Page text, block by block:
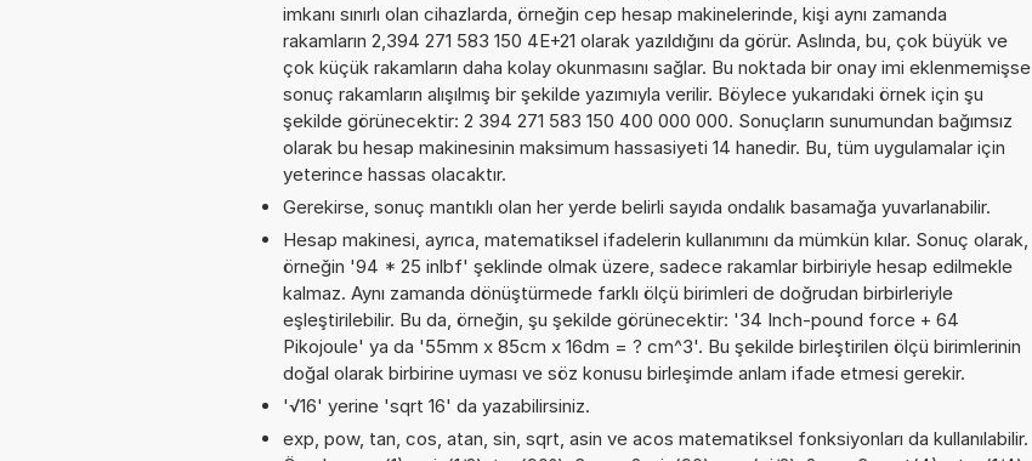
imkanı sınırlı olan cihazlarda, örneğin cep hesap makinelerinde, kişi aynı zamanda
rakamların 2,394 271 583 150 4E+21 olarak yazıldığını da görür. Aslında, bu, çok büyük ve
çok küçük rakamların daha kolay okunmasını sağlar. Bu noktada bir onay imi eklenmemişse
sonuç rakamların alışılmış bir şekilde yazımıyla verilir. Böylece yukarıdaki örnek için şu
şekilde görünecektir: 2 394 271 583 150 400 000 000. Sonuçların sunumundan bağımsız
olarak bu hesap makinesinin maksimum hassasiyeti 14 hanedir. Bu, tüm uygulamalar için
yeterince hassas olacaktır.
Gerekirse, sonuç mantıklı olan her yerde belirli sayıda ondalık basamağa yuvarlanabilir.
Hesap makinesi, ayrıca, matematiksel ifadelerin kullanımını da mümkün kılar. Sonuç olarak,
örneğin '94 * 25 inlbf' şeklinde olmak üzere, sadece rakamlar birbiriyle hesap edilmekle
kalmaz. Aynı zamanda dönüştürmede farklı ölçü birimleri de doğrudan birbirleriyle
eşleştirilebilir. Bu da, örneğin, şu şekilde görünecektir: '34 Inch-pound force + 64
Pikojoule' ya da '55mm x 85cm x 16dm = ? cm^3'. Bu şekilde birleştirilen ölçü birimlerinin
doğal olarak birbirine uyması ve söz konusu birleşimde anlam ifade etmesi gerekir.
'√16' yerine 'sqrt 16' da yazabilirsiniz.
exp, pow, tan, cos, atan, sin, sqrt, asin ve acos matematiksel fonksiyonları da kullanılabilir.